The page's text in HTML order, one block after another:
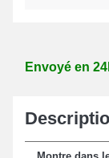
Envoyé en